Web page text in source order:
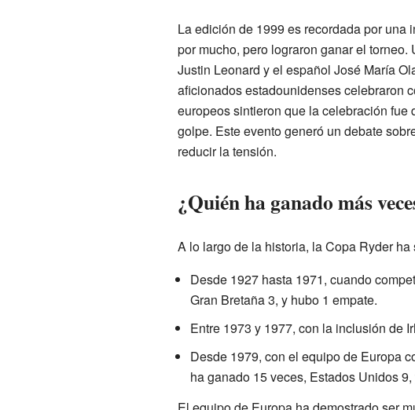
La edición de 1999 es recordada por
por mucho, pero lograron ganar el
Justin Leonard y el español José María
aficionados estadounidenses celebraron
europeos sintieron que la celebración
golpe. Este evento generó un debate
reducir la tensión.
¿Quién ha ganado más
A lo largo de la historia, la Copa Ryder
Desde 1927 hasta 1971, cuando
Gran Bretaña 3, y hubo 1 empate.
Entre 1973 y 1977, con la inclusión de
Desde 1979, con el equipo de Europa
ha ganado 15 veces, Estados Unidos